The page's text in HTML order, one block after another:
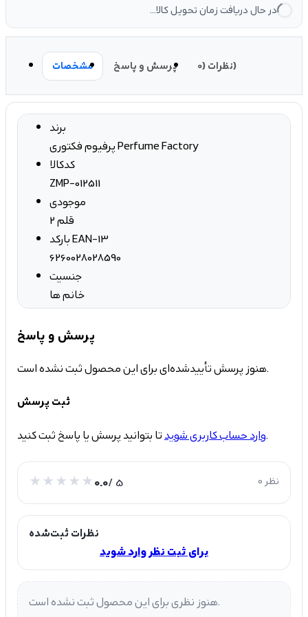
در حال دریافت زمان تحویل کالا...
مشخصات پرسش و پاسخ نظرات (0)
برند
پرفیوم فکتوری Perfume Factory
کدکالا
ZMP-012511
موجودی
2 قلم
بارکد EAN-13
6260028028590
جنسیت
خانم ها
پرسش و پاسخ
هنوز پرسش تأییدشده‌ای برای این محصول ثبت نشده است.
ثبت پرسش
وارد حساب کاربری شویدتا بتوانید پرسش یا پاسخ ثبت کنید.
0.0/ 5 0 نظر
نظرات ثبت‌شده
برای ثبت نظر وارد شوید
هنوز نظری برای این محصول ثبت نشده است.